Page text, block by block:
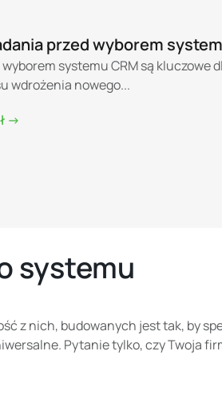
przed wyborem
systemu CRM są kluczowe
wdrożenia nowego...
->
systemu
z nich, budowanych jest tak, by
Pytanie tylko, czy Twoja